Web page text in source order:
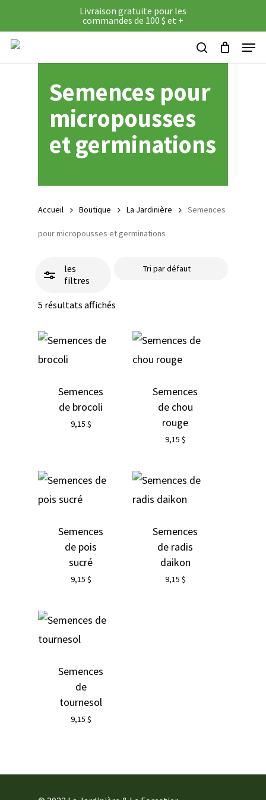
main
Livraison gratuite pour les
commandes de 100 $ et +
Menu
Panier
Semences pour
micropousses
et germinations
Accueil Boutique La Jardinière Semences
pour micropousses et germinations
les
filtres
5 résultats affichés
Filters
Semences
de brocoli
9,15 $
Semences
de chou
rouge
9,15 $
Semences
de pois
sucré
9,15 $
Semences
de radis
daikon
9,15 $
Semences
de
tournesol
9,15 $